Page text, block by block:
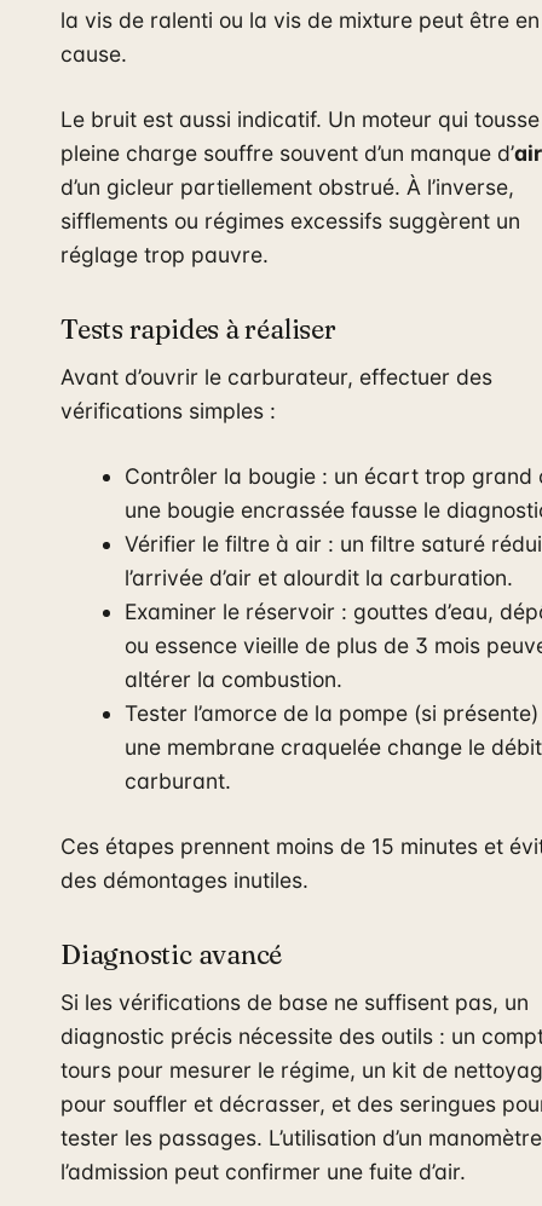
la vis de ralenti ou la vis de mixture peut être en
cause.
Le bruit est aussi indicatif. Un moteur qui
pleine charge souffre souvent d’un manque d’air
d’un gicleur partiellement obstrué. À l’inverse,
sifflements ou régimes excessifs suggèrent un
réglage trop pauvre.
Tests rapides à réaliser
Avant d’ouvrir le carburateur, effectuer des
vérifications simples :
Contrôler la bougie : un écart trop grand
une bougie encrassée fausse le
Vérifier le filtre à air : un filtre saturé
l’arrivée d’air et alourdit la carburation.
Examiner le réservoir : gouttes d’eau,
ou essence vieille de plus de 3 mois
altérer la combustion.
Tester l’amorce de la pompe (si présente)
une membrane craquelée change le
carburant.
Ces étapes prennent moins de 15 minutes et
des démontages inutiles.
Diagnostic avancé
Si les vérifications de base ne suffisent pas, un
diagnostic précis nécessite des outils : un
tours pour mesurer le régime, un kit de
pour souffler et décrasser, et des seringues
tester les passages. L’utilisation d’un
l’admission peut confirmer une fuite d’air.